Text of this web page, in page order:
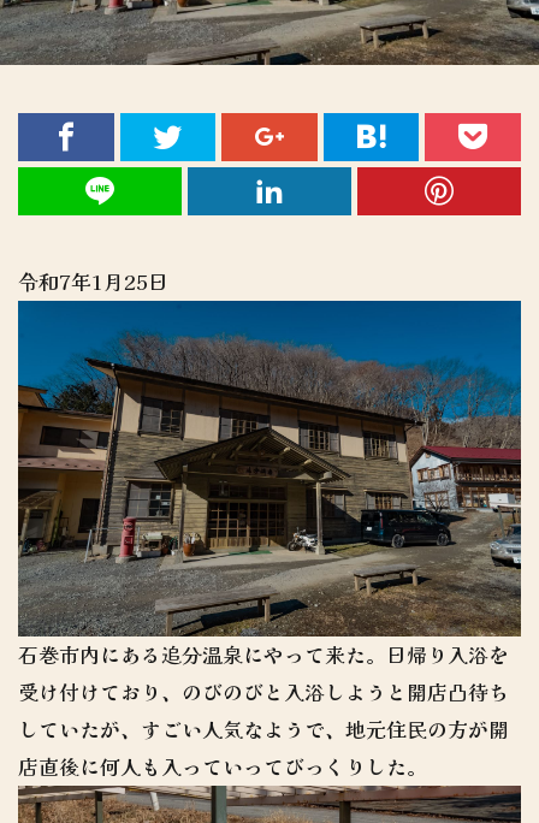
令和7年1月25日
石巻市内にある追分温泉にやって来た。日帰り入浴を
受け付けており、のびのびと入浴しようと開店凸待ち
していたが、すごい人気なようで、地元住民の方が開
店直後に何人も入っていってびっくりした。